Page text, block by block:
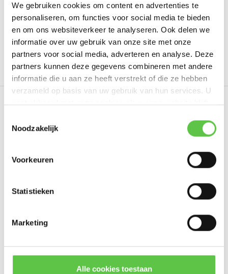
We gebruiken cookies om content en advertenties te
personaliseren, om functies voor social media te bieden
en om ons websiteverkeer te analyseren. Ook delen we
informatie over uw gebruik van onze site met onze
partners voor social media, adverteren en analyse. Deze
partners kunnen deze gegevens combineren met andere
informatie die u aan ze heeft verstrekt of die ze hebben
verzameld op basis van uw gebruik van hun services. U
gaat akkoord met onze cookies als u onze website blijft
Noodzakelijk
Voorkeuren
Statistieken
Marketing
Alle cookies toestaan
Based on 0 reviews
Er zijn nog geen reviews geschreven over dit product..
Schrijf je eigen review
Eerder bekeken
Updates, acties & productinformatie
Abonneer
* Lees hier de wettelijke beperkingen